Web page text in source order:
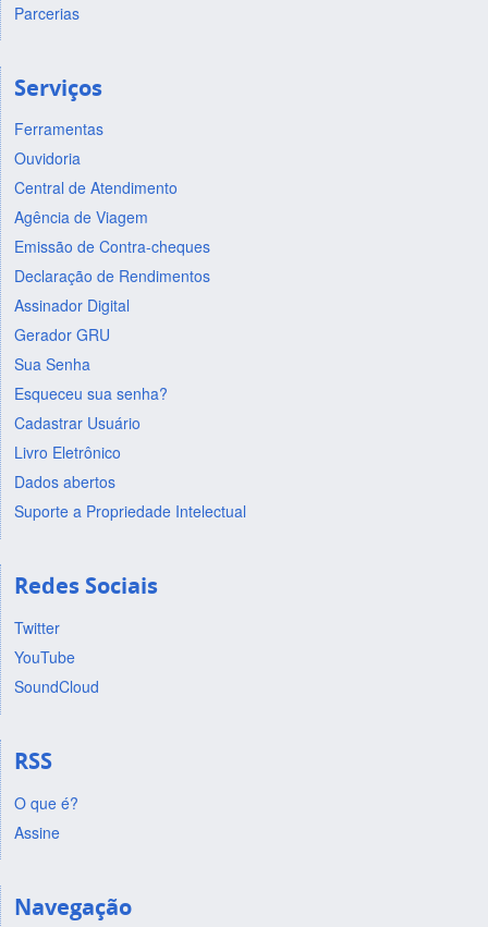
Parcerias
Serviços
Ferramentas
Ouvidoria
Central de Atendimento
Agência de Viagem
Emissão de Contra-cheques
Declaração de Rendimentos
Assinador Digital
Gerador GRU
Sua Senha
Esqueceu sua senha?
Cadastrar Usuário
Livro Eletrônico
Dados abertos
Suporte a Propriedade Intelectual
Redes Sociais
Twitter
YouTube
SoundCloud
RSS
O que é?
Assine
Navegação